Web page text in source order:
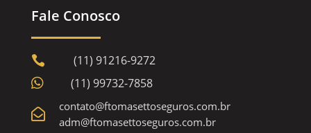
Fale Conosco
 (11) 91216-9272
 (11) 99732-7858

contato@ftomasettoseguros.com.br
adm@ftomasettoseguros.com.br